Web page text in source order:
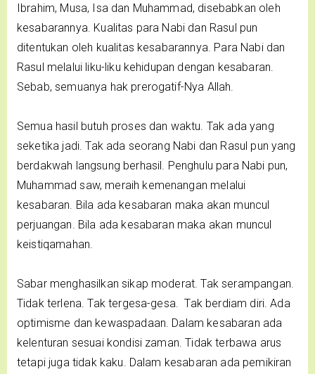
Ibrahim, Musa, Isa dan Muhammad, disebabkan oleh
kesabarannya. Kualitas para Nabi dan Rasul pun
ditentukan oleh kualitas kesabarannya. Para Nabi dan
Rasul melalui liku-liku kehidupan dengan kesabaran.
Sebab, semuanya hak prerogatif-Nya Allah.
Semua hasil butuh proses dan waktu. Tak ada yang
seketika jadi. Tak ada seorang Nabi dan Rasul pun yang
berdakwah langsung berhasil. Penghulu para Nabi pun,
Muhammad saw, meraih kemenangan melalui
kesabaran. Bila ada kesabaran maka akan muncul
perjuangan. Bila ada kesabaran maka akan muncul
keistiqamahan.
Sabar menghasilkan sikap moderat. Tak serampangan.
Tidak terlena. Tak tergesa-gesa. Tak berdiam diri. Ada
optimisme dan kewaspadaan. Dalam kesabaran ada
kelenturan sesuai kondisi zaman. Tidak terbawa arus
tetapi juga tidak kaku. Dalam kesabaran ada pemikiran